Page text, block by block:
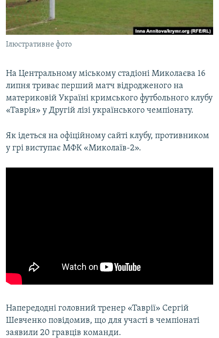
СВІДЧЕННЯ ОКУПАЦІЇ
УКРАЇНСЬКА ПРОБЛЕМА КРИМУ
ІНФОГРАФІКА
Русский
Qırımtatar
ДОЛУЧАЙСЯ!
Усі сайти RFE/RL
Ілюстративне фото
На Центральному міському стадіоні Миколаєва 16
липня триває перший матч відродженого на
материковій Україні кримського футбольного клубу
«Таврія» у Другій лізі українського чемпіонату.
Як ідеться на офіційному сайті клубу, противником
у грі виступає МФК «Миколаїв-2».
Напередодні головний тренер «Таврії» Сергій
Шевченко повідомив, що для участі в чемпіонаті
заявили 20 гравців команди.